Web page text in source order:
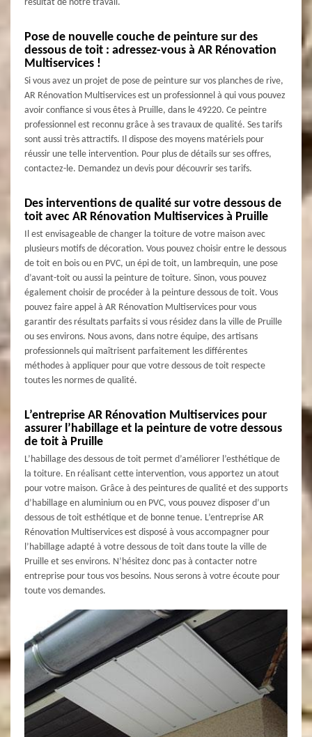
résultat de notre travail.
Pose de nouvelle couche de peinture sur des
dessous de toit : adressez-vous à AR Rénovation
Multiservices !
Si vous avez un projet de pose de peinture sur vos planches de rive,
AR Rénovation Multiservices est un professionnel à qui vous pouvez
avoir confiance si vous êtes à Pruille, dans le 49220. Ce peintre
professionnel est reconnu grâce à ses travaux de qualité. Ses tarifs
sont aussi très attractifs. Il dispose des moyens matériels pour
réussir une telle intervention. Pour plus de détails sur ses offres,
contactez-le. Demandez un devis pour découvrir ses tarifs.
Des interventions de qualité sur votre dessous de
toit avec AR Rénovation Multiservices à Pruille
Il est envisageable de changer la toiture de votre maison avec
plusieurs motifs de décoration. Vous pouvez choisir entre le dessous
de toit en bois ou en PVC, un épi de toit, un lambrequin, une pose
d’avant-toit ou aussi la peinture de toiture. Sinon, vous pouvez
également choisir de procéder à la peinture dessous de toit. Vous
pouvez faire appel à AR Rénovation Multiservices pour vous
garantir des résultats parfaits si vous résidez dans la ville de Pruille
ou ses environs. Nous avons, dans notre équipe, des artisans
professionnels qui maîtrisent parfaitement les différentes
méthodes à appliquer pour que votre dessous de toit respecte
toutes les normes de qualité.
L’entreprise AR Rénovation Multiservices pour
assurer l’habillage et la peinture de votre dessous
de toit à Pruille
L’habillage des dessous de toit permet d’améliorer l’esthétique de
la toiture. En réalisant cette intervention, vous apportez un atout
pour votre maison. Grâce à des peintures de qualité et des supports
d’habillage en aluminium ou en PVC, vous pouvez disposer d’un
dessous de toit esthétique et de bonne tenue. L’entreprise AR
Rénovation Multiservices est disposé à vous accompagner pour
l’habillage adapté à votre dessous de toit dans toute la ville de
Pruille et ses environs. N’hésitez donc pas à contacter notre
entreprise pour tous vos besoins. Nous serons à votre écoute pour
toute vos demandes.